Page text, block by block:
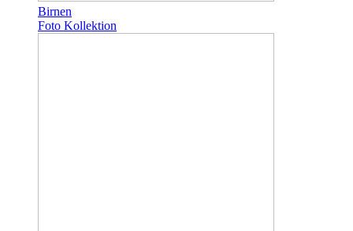
Birnen
Foto Kollektion